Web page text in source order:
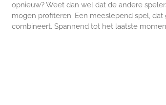
opnieuw? Weet dan wel dat de andere
mogen profiteren. Een meeslepend spel,
combineert. Spannend tot het laatste